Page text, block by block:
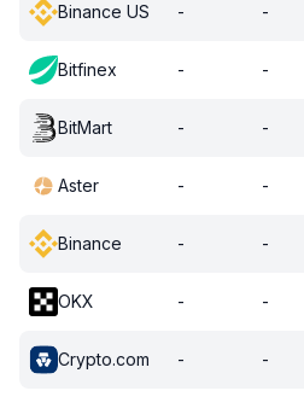
Binance US - -
Bitfinex - -
BitMart - -
Aster - -
Binance - -
OKX - -
Crypto.com - -